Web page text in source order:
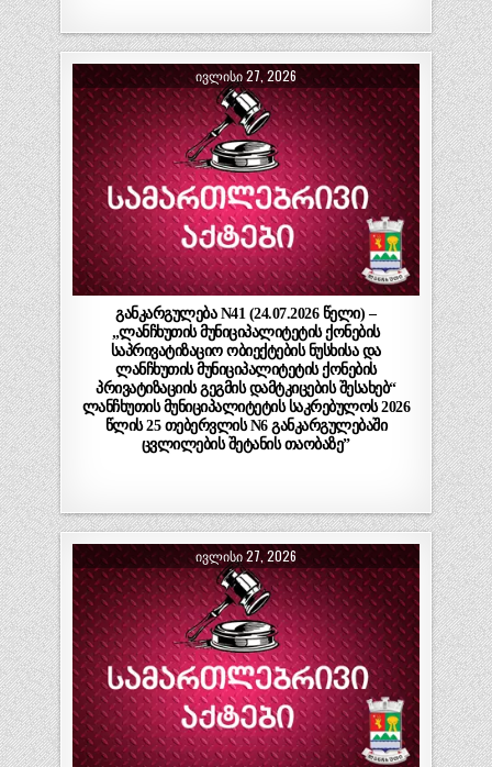
ᲘᲕᲚᲘᲡᲘ 27, 2026
განკარგულება N41 (24.07.2026 წელი) –
„ლანჩხუთის მუნიციპალიტეტის ქონების
საპრივატიზაციო ობიექტების ნუსხისა და
ლანჩხუთის მუნიციპალიტეტის ქონების
პრივატიზაციის გეგმის დამტკიცების შესახებ“
ლანჩხუთის მუნიციპალიტეტის საკრებულოს 2026
წლის 25 თებერვლის N6 განკარგულებაში
ცვლილების შეტანის თაობაზე”
ᲘᲕᲚᲘᲡᲘ 27, 2026